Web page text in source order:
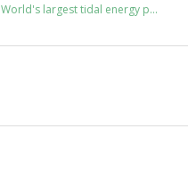
World's largest tidal energy p...